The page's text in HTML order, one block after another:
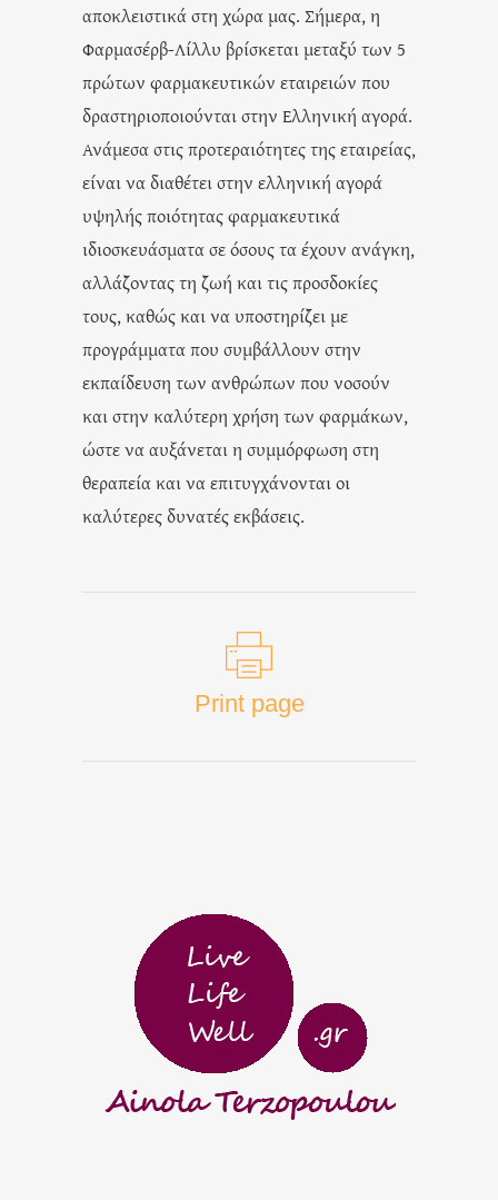
αποκλειστικά στη χώρα μας. Σήμερα, η
Φαρμασέρβ-Λίλλυ βρίσκεται μεταξύ των 5
πρώτων φαρμακευτικών εταιρειών που
δραστηριοποιούνται στην Ελληνική αγορά.
Ανάμεσα στις προτεραιότητες της εταιρείας,
είναι να διαθέτει στην ελληνική αγορά
υψηλής ποιότητας φαρμακευτικά
ιδιοσκευάσματα σε όσους τα έχουν ανάγκη,
αλλάζοντας τη ζωή και τις προσδοκίες
τους, καθώς και να υποστηρίζει με
προγράμματα που συμβάλλουν στην
εκπαίδευση των ανθρώπων που νοσούν
και στην καλύτερη χρήση των φαρμάκων,
ώστε να αυξάνεται η συμμόρφωση στη
θεραπεία και να επιτυγχάνονται οι
καλύτερες δυνατές εκβάσεις.
Print page